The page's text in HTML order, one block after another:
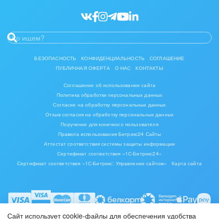
Юриспруденция
БЕЗОПАСНОСТЬ КОНФИДЕНЦИАЛЬНОСТЬ
СОГЛАШЕНИЕ
ПУБЛИЧНАЯ ОФЕРТА
О НАС КОНТАКТЫ
Соглашение об использовании сайта
Политика обработки персональных данных
Согласие на обработку персональных данных
Отзыв согласия на обработку персональных данных
Поручение для конечного пользователя
Правила использования Битрикс24 Сайты
Аттестат соответствия системы защиты информации
Сертификат соответствия «1С-Битрикс24»
Сертификат соответствия «1С-Битрикс: Управление сайтом»
Карта сайта
Сайт использует cookie-файлы для обеспечения удобства